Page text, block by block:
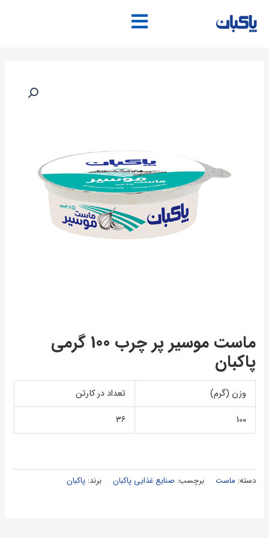
محتوا
ماست موسير پر چرب 100 گرمی
پاكبان
وزن (گرم)
تعداد در کارتن
100
36
دسته: ماست برچسب: صنایع غذایی پاکبان برند:پاکبان